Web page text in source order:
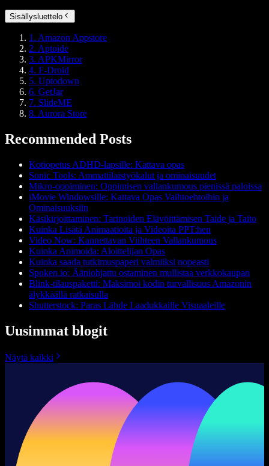
Sisällysluettelo
1. Amazon Appstore
2. Aptoide
3. APKMirror
4. F-Droid
5. Uptodown
6. GetJar
7. SlideME
8. Aurora Store
Recommended Posts
Kotiopetus ADHD-lapsille: Kattava opas
Sonic Tools: Ammattilaistyökalut ja ominaisuudet
Mikro-oppiminen: Oppimisen vallankumous pienissä paloissa
iMovie Windowsille: Kattava Opas Vaihtoehtoihin ja
Ominaisuuksiin
Käsikirjoittaminen: Tarinoiden Elävöittämisen Taide ja Taito
Kuinka Lisätä Animaatioita ja Videoita PPT:hen
Video Now: Kannettavan Viihteen Vallankumous
Kuinka Animoida: Aloittelijan Opas
Kuinka saada tutkimuspaperi valmiiksi nopeasti
Spoken.io: Ääniohjattu ostaminen mullistaa verkkokaupan
Blink-tilauspaketti: Maksimoi kodin turvallisuus Amazonin
älykkäällä ratkaisulla
Shutterstock: Paras Lähde Laadukkaille Visuaaleille
Uusimmat blogit
Näytä kaikki